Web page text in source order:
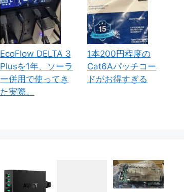
EcoFlow DELTA 3
Plusを1年、ソーラ
ー併用で使ってき
た実際。
1本200円程度の
Cat6Aパッチコー
ドがお得すぎる